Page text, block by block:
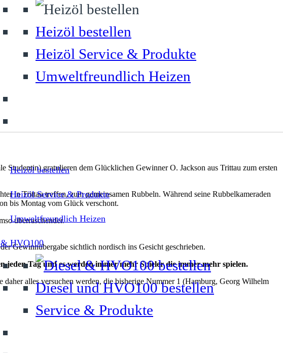
Heizöl bestellen
Heizöl Service & Produkte
Umweltfreundlich Heizen
Heizöl bestellen
Heizöl Service & Produkte
Umweltfreundlich Heizen
HVO100
Diesel und HVO100 bestellen
Service & Produkte
gratulieren dem Glücklichen Gewinner O. Jackson aus Trittau zum ersten
in Trittau treffen, zum gemeinsamen Rubbeln. Während seine Rubbelkameraden
bis Montag vom Glück verschont.
überraschender.
Gewinnübergabe sichtlich nordisch ins Gesicht geschrieben.
Tag und es werden immer mehr Spieler die immer mehr spielen.
alles versuchen werden, die bisherige Nummer 1 (Hamburg, Georg Wilhelm